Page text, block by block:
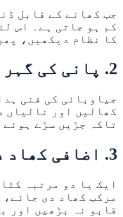
جب کھانے کے قابل
کم ہو جاتی ہے۔ اس
کا نظام دیکھیں،
2. پانی کی گہرائی 15 سے 20 سینٹی میٹر رکھیں
کھالیں اور نالیاں
تاکہ جڑیں سڑے ہوئے
3. اضافی کھاد دو مرحلوں میں دیں اور پہلے پوٹاش پر زور دیں
قابو نہ بڑھیں اور